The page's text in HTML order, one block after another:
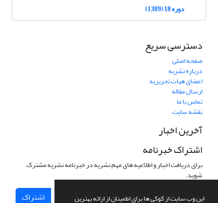
این وب سایت از کوکی ها برای اطمینان از ارائه بهترین
دوره 18 (1389)
دسترسی سریع
صفحه اصلی
درباره نشریه
اعضای هیات تحریریه
ارسال مقاله
تماس با ما
نقشه سایت
آخرین اخبار
اشتراک خبرنامه
برای دریافت اخبار و اطلاعیه های مهم نشریه در خبرنامه نشریه مشترک
شوید.
اشتراک